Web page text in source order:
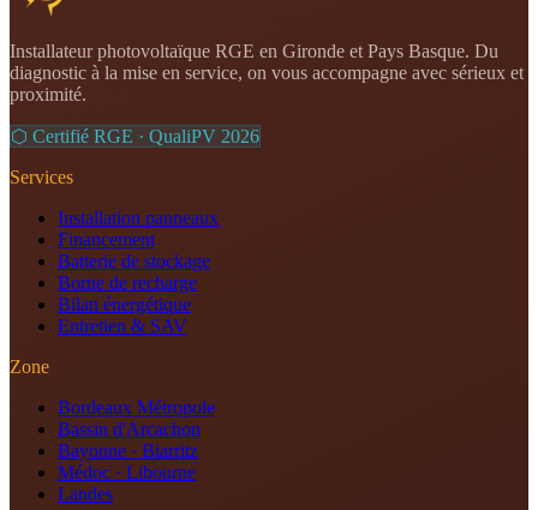
Installateur photovoltaïque RGE en Gironde et Pays Basque. Du
diagnostic à la mise en service, on vous accompagne avec sérieux et
proximité.
⬡ Certifié RGE · QualiPV 2026
Services
Installation panneaux
Financement
Batterie de stockage
Borne de recharge
Bilan énergétique
Entretien & SAV
Zone
Bordeaux Métropole
Bassin d'Arcachon
Bayonne · Biarritz
Médoc · Libourne
Landes